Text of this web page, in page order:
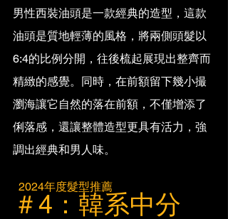
男性西裝油頭是一款經典的造型，這款
油頭是質地輕薄的風格，將兩側頭髮以
6:4的比例分開，往後梳起展現出整齊而
精緻的感覺。同時，在前額留下幾小撮
瀏海讓它自然的落在前額，不僅增添了
俐落感，還讓整體造型更具有活力，強
調出經典和男人味。
2024年度髮型推薦
＃4：韓系中分